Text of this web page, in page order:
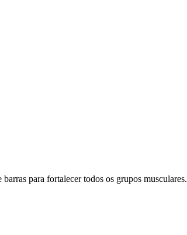
para fortalecer todos os grupos musculares.